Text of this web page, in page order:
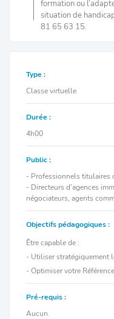
formation ou
situation de
81 65 63 15.
Type :
Classe virtuelle
Durée :
4h00
Public :
- Professionnels titulaires
- Directeurs d’agences
négociateurs, agents
Objectifs pédagogiques :
Être capable de :
- Utiliser stratégiquement
- Optimiser votre
Pré-requis :
Aucun.